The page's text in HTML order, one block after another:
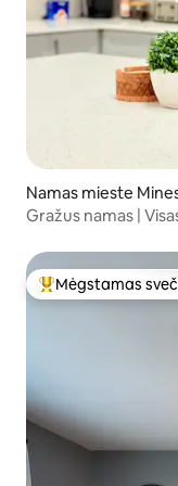
Namas mieste
Gražus namas |
Svečių
Mėgstamas